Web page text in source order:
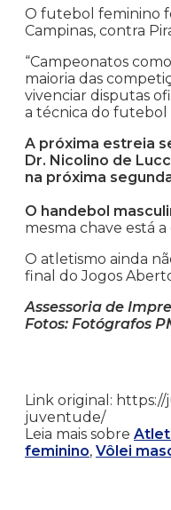
O futebol feminino
Campinas, contra
“Campeonatos
maioria das
vivenciar disputas
a técnica do futebol
A próxima estreia
Dr. Nicolino de
na próxima
O handebol
mesma chave está
O atletismo ainda
final do Jogos
Assessoria de
Fotos: Fotógrafos
Link original: https://
juventude/
Leia mais sobre
feminino, Vôlei